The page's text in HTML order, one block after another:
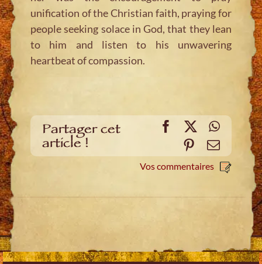
unification of the Christian faith, praying for
people seeking solace in God, that they lean
to him and listen to his unwavering
heartbeat of compassion.
Partager cet
article !
Facebook
X
Pinterest
E-
mail
Vos commentaires